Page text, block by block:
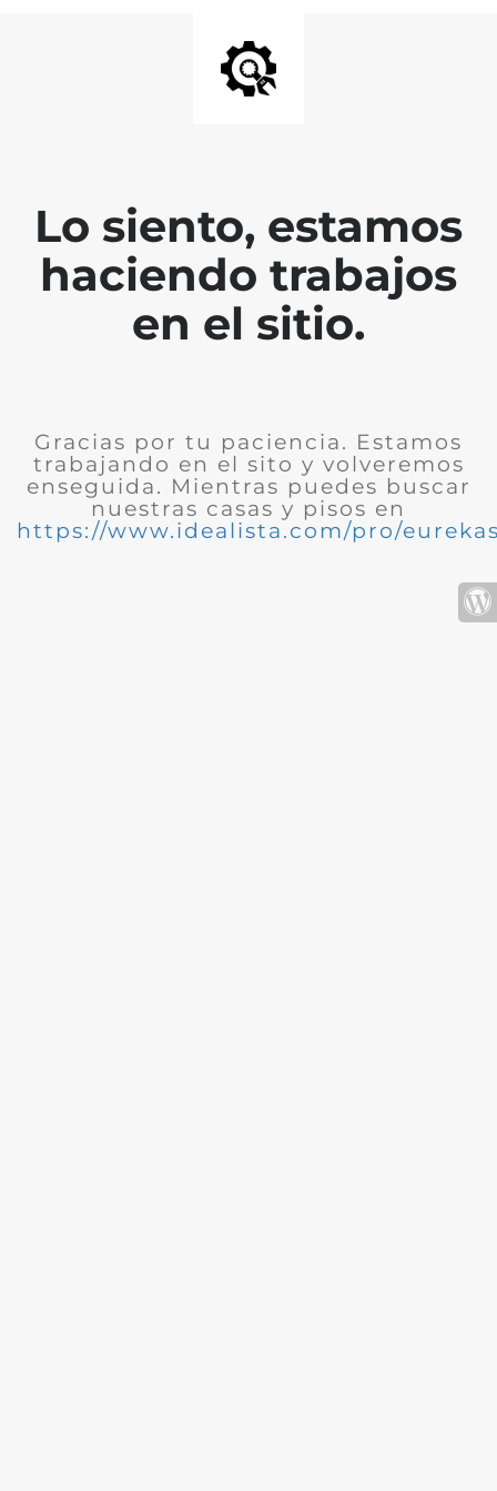
Lo siento, estamos
haciendo trabajos
en el sitio.
Gracias por tu paciencia. Estamos
trabajando en el sito y volveremos
enseguida. Mientras puedes buscar
nuestras casas y pisos en
https://www.idealista.com/pro/